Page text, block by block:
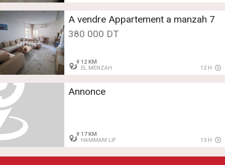
A vendre Appartement a manzah 7
380 000 DT
12 KM
EL MENZAH
12 H
Annonce
17 KM
HAMMAM LIF
13 H